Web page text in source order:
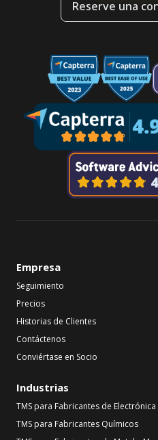
Reserve una
Empresa
Seguimiento
Precios
Historias de Clientes
Contáctenos
Conviértase en Socio
Industrias
TMS para Fabricantes de Electrónica
TMS para Fabricantes Químicos